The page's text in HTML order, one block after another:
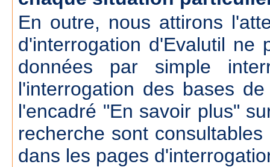
En outre, nous attirons
d'interrogation d'Evalutil ne
données par simple
l'interrogation des bases
l'encadré "En savoir plus"
recherche sont
dans les pages